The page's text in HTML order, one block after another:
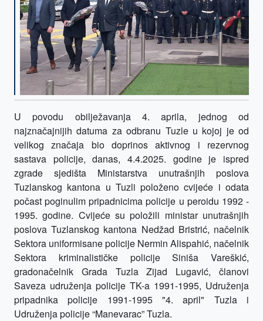
U povodu obilježavanja 4. aprila, jednog od
najznačajnijih datuma za odbranu Tuzle u kojoj je od
velikog značaja bio doprinos aktivnog i rezervnog
sastava policije, danas, 4.4.2025. godine je ispred
zgrade sjedišta Ministarstva unutrašnjih poslova
Tuzlanskog kantona u Tuzli položeno cvijeće i odata
počast poginulim pripadnicima policije u peroidu 1992 -
1995. godine. Cvijeće su položili ministar unutrašnjih
poslova Tuzlanskog kantona Nedžad Bristrić, načelnik
Sektora uniformisane policije Nermin Alispahić, načelnik
Sektora kriminalističke policije Siniša Vareškić,
gradonačelnik Grada Tuzla Zijad Lugavić, članovi
Saveza udruženja policije TK-a 1991-1995, Udruženja
pripadnika policije 1991-1995 "4. april" Tuzla i
Udruženja policije “Manevarac” Tuzla.